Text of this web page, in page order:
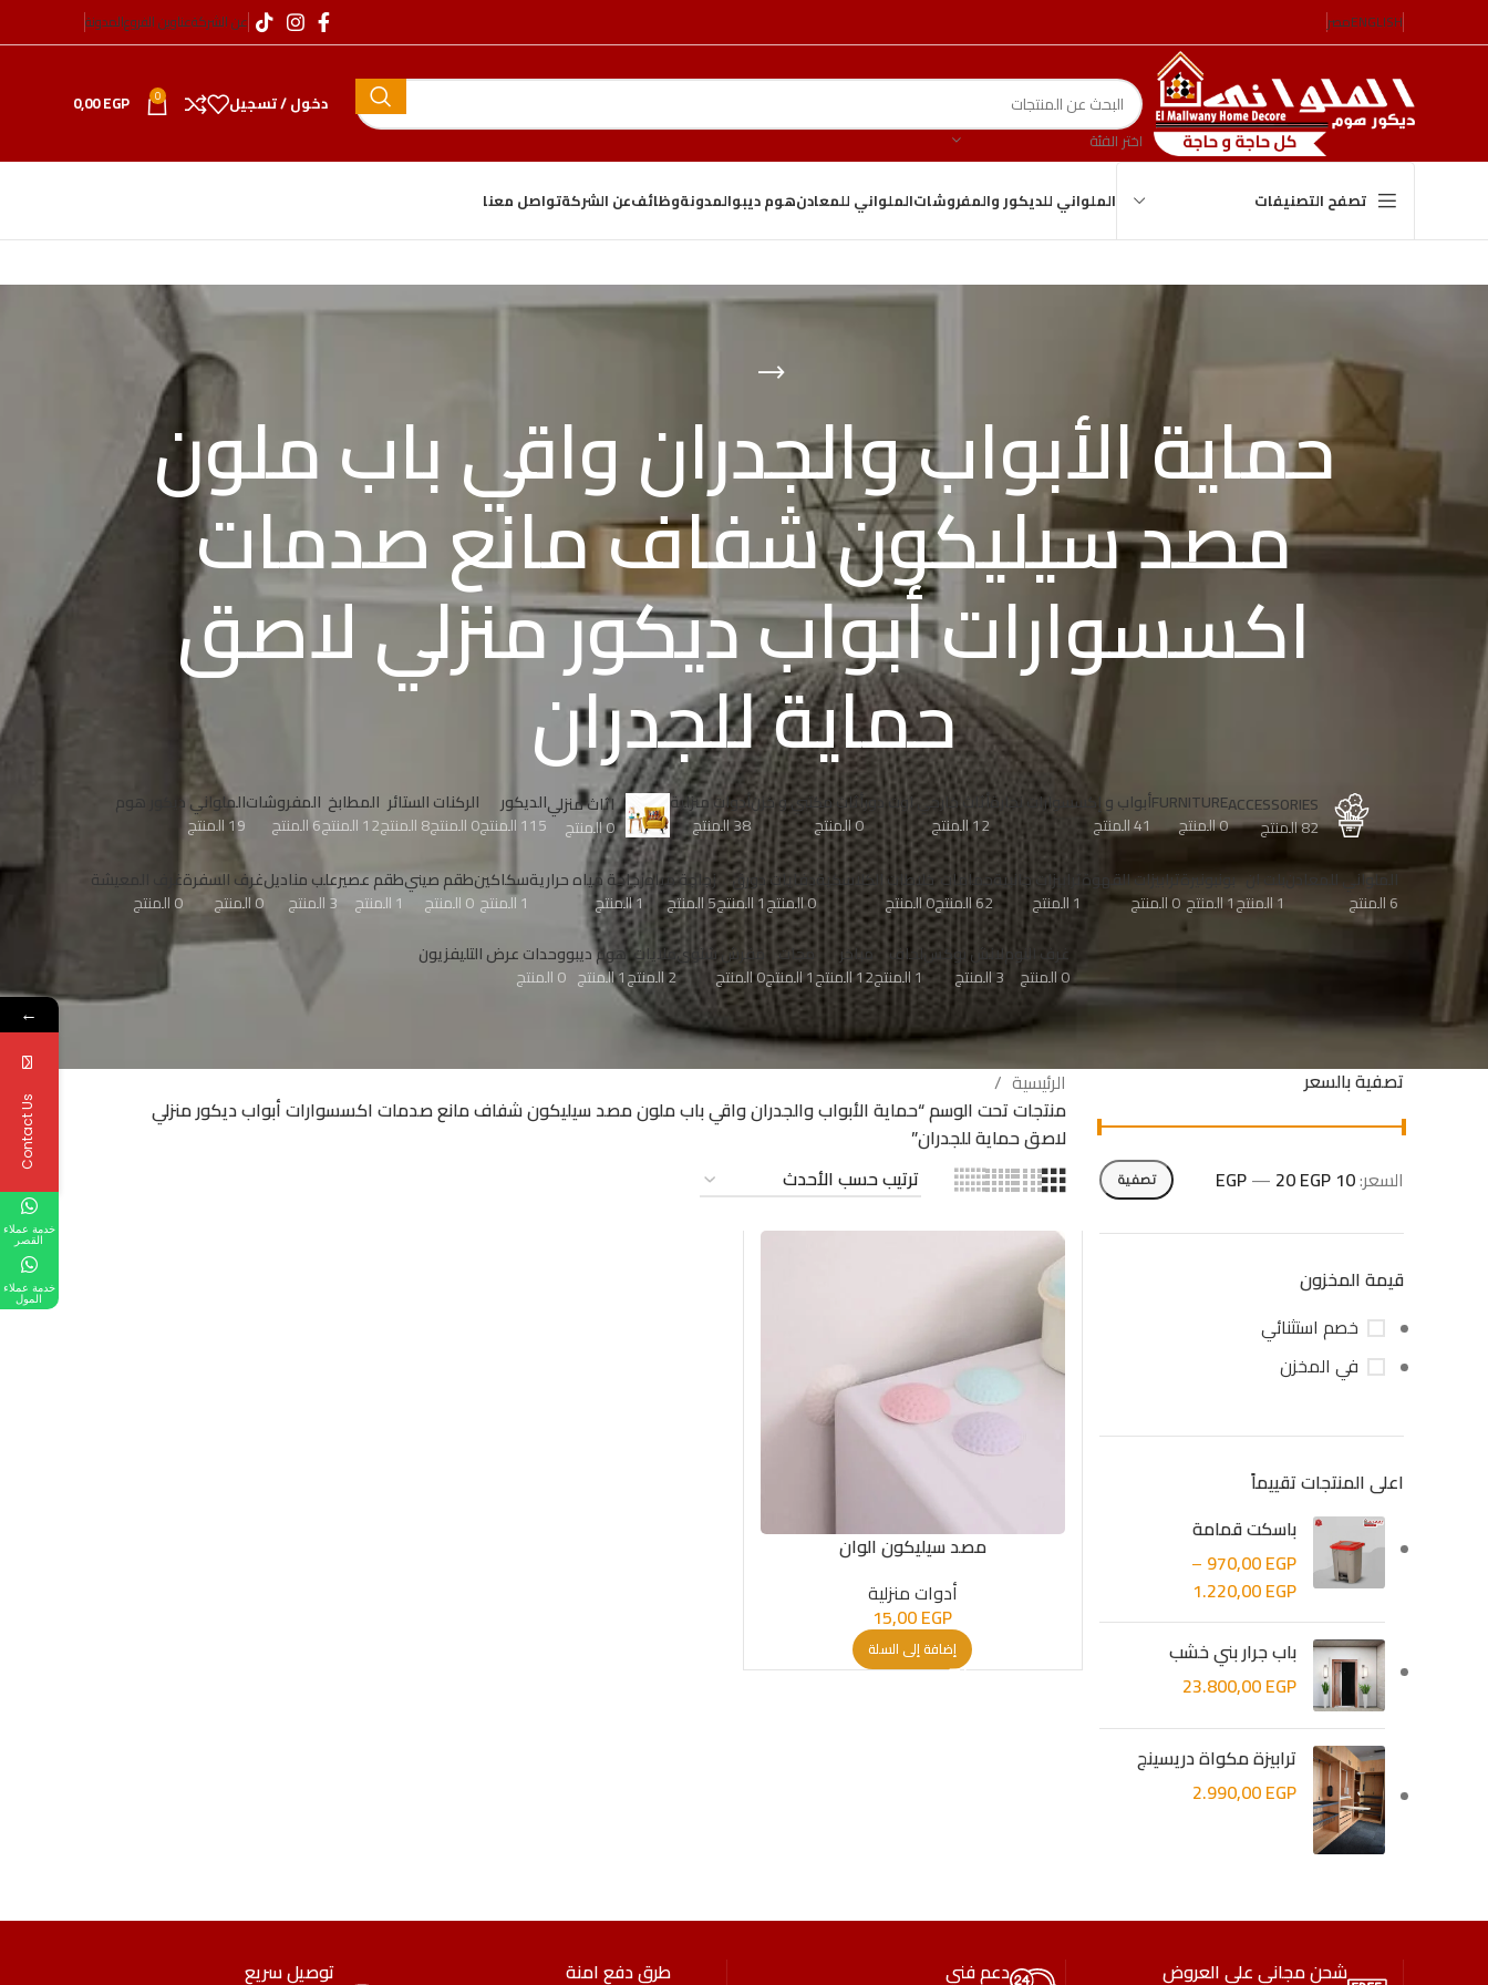
ENGLISHمصر عن الشركةعناوين الفروعالمدونة
اختر الفئة
دخول / تسجيل 0
0,00EGP
تصفح التصنيفات الملواني للديكور والمفروشاتالملواني للمعادنهوم ديبوالمدونةوظائفعن الشركةتواصل معنا
حماية الأبواب والجدران واقي باب ملون
مصد سيليكون شفاف مانع صدمات
اكسسوارات أبواب ديكور منزلي لاصق
حماية للجدران
ACCESSORIES
82 المنتج
FURNITURE
0 المنتج
أبواب و إكسسوارات نجارة
41 المنتج
أثاث خارجي اوت دور
12 المنتج
أثاث مكتبي و خزن
0 المنتج
أدوات منزلية
38 المنتج
اثاث منزلي
0 المنتج
الدیكور
115 المنتج
الركنات
0 المنتج
الستائر
8 المنتج
المطابخ
12 المنتج
المفروشات
6 المنتج
الملواني ديكور هوم
19 المنتج
الملواني للمعادن
6 المنتج
بلت ان
1 المنتج
بونبونيرة
1 المنتج
ترابيزات القهوة
0 المنتج
ترابيزات جانبية
1 المنتج
حمامات
62 المنتج
خلاطات الكلاسكية
0 المنتج
دفايات
0 المنتج
دورق
1 المنتج
زجاجة مياه
5 المنتج
زجاجة مياه حرارية
1 المنتج
سكاكين
1 المنتج
طقم صيني
0 المنتج
طقم عصير
1 المنتج
علب مناديل
3 المنتج
غرف السفرة
0 المنتج
غرف المعيشة
0 المنتج
غرف النوم
0 المنتج
لانش بوكس
3 المنتج
لحاف
1 المنتج
مباخر
12 المنتج
مجات
1 المنتج
مفرش شتوى
0 المنتج
ملايات
2 المنتج
هوم ديبو
1 المنتج
وحدات عرض التليفزيون
0 المنتج
تصفية بالسعر
تصفية السعر:10 EGP
— 20 EGP
قيمة المخزون
خصم استثنائي
في المخزن
اعلى المنتجات تقييماً
باسكت قمامة
970,00EGP
–
1.220,00EGP
باب جرار بني خشب
23.800,00EGP
ترابيزة مكواة دريسينج
2.990,00EGP
الرئيسية
منتجات تحت الوسم “حماية الأبواب والجدران واقي باب ملون مصد سيليكون شفاف مانع صدمات اكسسوارات أبواب ديكور منزلي
لاصق حماية للجدران”
مصد سيليكون الوان
أدوات منزلية
15,00EGP
إضافة إلى السلة
شحن مجاني على العروض دعم فني طرق دفع امنة توصيل سريع
←
Contact Us
خدمة عملاء
القصر
خدمة عملاء
المول